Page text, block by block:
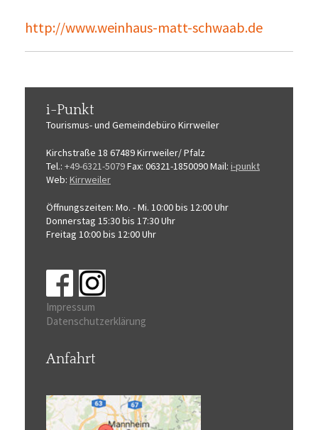
http://www.weinhaus-matt-schwaab.de
i-Punkt
Tourismus-und Gemeindebüro Kirrweiler
Kirchstraße 18 67489 Kirrweiler/ Pfalz
Tel.: +49-6321-5079Fax: 06321-1850090Mail: i-punkt
Web: Kirrweiler
Öffnungszeiten: Mo. - Mi. 10:00 bis 12:00 Uhr
Donnerstag 15:30 bis 17:30 Uhr
Freitag 10:00 bis 12:00 Uhr
Impressum
Datenschutzerklärung
Anfahrt